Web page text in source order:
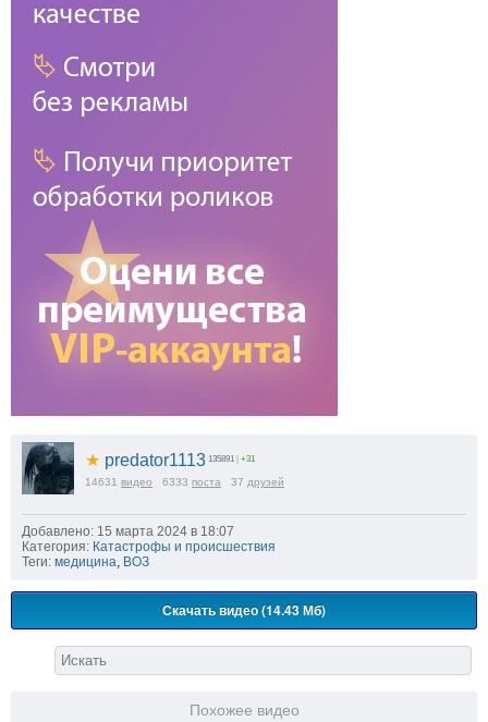
★ predator1113 135891 +31
14631 видео 6333 поста 37 друзей
Добавлено: 15 марта 2024 в 18:07
Категория: Катастрофы и происшествия
Теги: медицина, ВОЗ
Скачать видео (14.43 Мб)
Похожее видео